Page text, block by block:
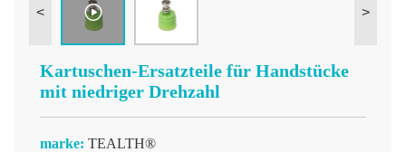
< >
Kartuschen-Ersatzteile für Handstücke
mit niedriger Drehzahl
marke: TEALTH®